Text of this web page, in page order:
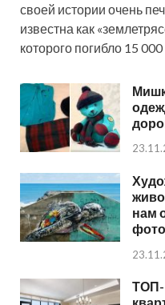
своей истории очень
известна как
которого погибло 15 000
нам
ТОП-